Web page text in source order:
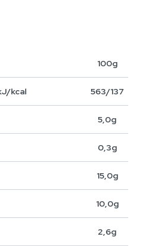
100g
kcal 563/137
5,0g
0,3g
15,0g
10,0g
2,6g